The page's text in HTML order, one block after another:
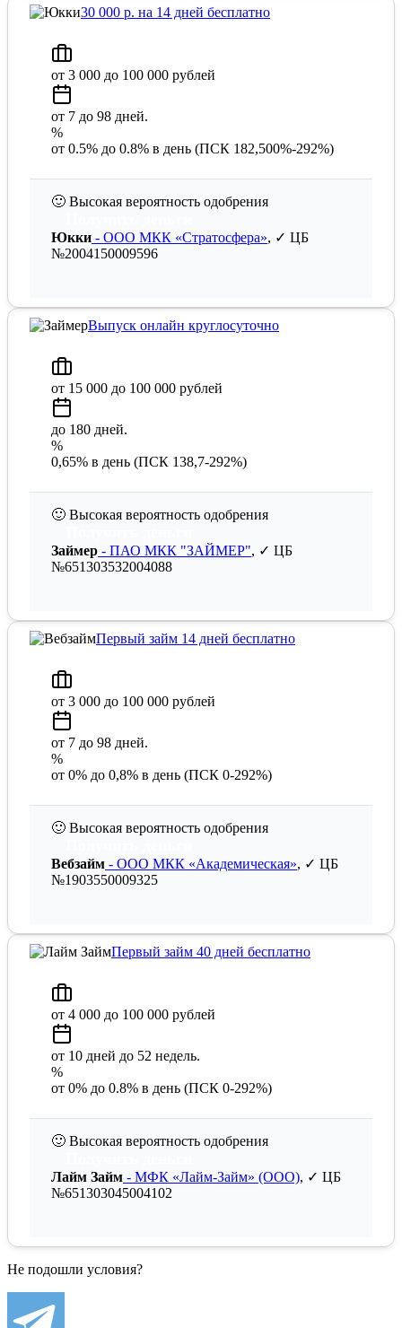
30 000 р. на 14 дней бесплатно
от 3 000 до 100 000 рублей
от 7 до 98 дней.
%
от 0.5% до 0.8% в день (ПСК 182,500%-292%)
🙂 Высокая вероятность одобрения
Юкки - ООО МКК «Стратосфера», ✓ ЦБ
№2004150009596
Выпуск онлайн круглосуточно
от 15 000 до 100 000 рублей
до 180 дней.
%
0,65% в день (ПСК 138,7-292%)
🙂 Высокая вероятность одобрения
Займер - ПАО МКК "ЗАЙМЕР", ✓ ЦБ
№651303532004088
Первый займ 14 дней бесплатно
от 3 000 до 100 000 рублей
от 7 до 98 дней.
%
от 0% до 0,8% в день (ПСК 0-292%)
🙂 Высокая вероятность одобрения
Вебзайм - ООО МКК «Академическая», ✓ ЦБ
№1903550009325
Первый займ 40 дней бесплатно
от 4 000 до 100 000 рублей
от 10 дней до 52 недель.
%
от 0% до 0.8% в день (ПСК 0-292%)
🙂 Высокая вероятность одобрения
Лайм Займ - МФК «Лайм-Займ» (ООО), ✓ ЦБ
№651303045004102
Не подошли условия?